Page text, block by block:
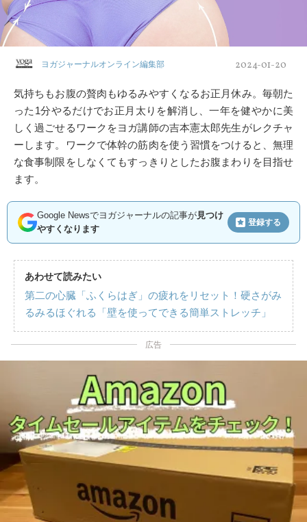
ヨガジャーナルオンライン編集部 2024-01-20
気持ちもお腹の贅肉もゆるみやすくなるお正月休み。毎朝た
った1分やるだけでお正月太りを解消し、一年を健やかに美
しく過ごせるワークをヨガ講師の吉本憲太郎先生がレクチャ
ーします。ワークで体幹の筋肉を使う習慣をつけると、無理
な食事制限をしなくてもすっきりとしたお腹まわりを目指せ
ます。
Google Newsでヨガジャーナルの記事が見つけ
やすくなります
登録する
あわせて読みたい
第二の心臓「ふくらはぎ」の疲れをリセット！硬さがみ
るみるほぐれる「壁を使ってできる簡単ストレッチ」
広告